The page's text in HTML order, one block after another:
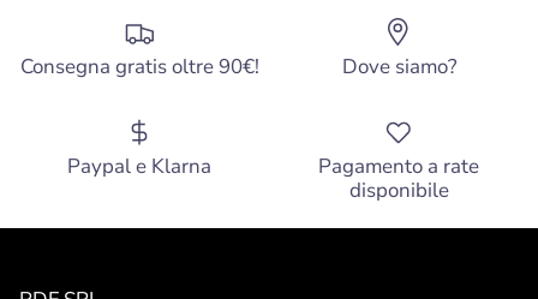
Consegna gratis oltre 90€! Dove siamo?
Paypal e Klarna
Pagamento a rate
disponibile